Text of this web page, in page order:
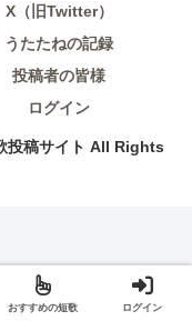
X（旧Twitter）
うたたねの記録
投稿者の皆様
ログイン
投稿サイト All Rights
おすすめの短歌 ログイン